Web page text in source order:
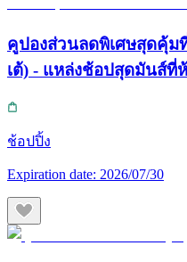
คูปองส่วนลดพิเศษสุดคุ้ม
เต้) - แหล่งช้อปสุดมันส์ที่
ช้อปปิ้ง
Expiration date: 2026/07/30